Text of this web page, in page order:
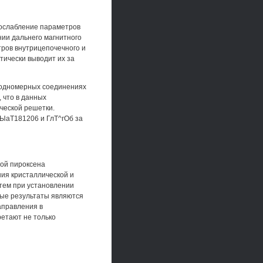
параметров
дальнего магнитного
внутрицепочечного и
выводит их за
соединениях
что в данных
решетки.
и ГлТ^гОб за
пироксена
кристаллической и
при установлении
результаты являются
в
не только